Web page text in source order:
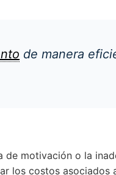
de manera
motivación o la
los costos asociados